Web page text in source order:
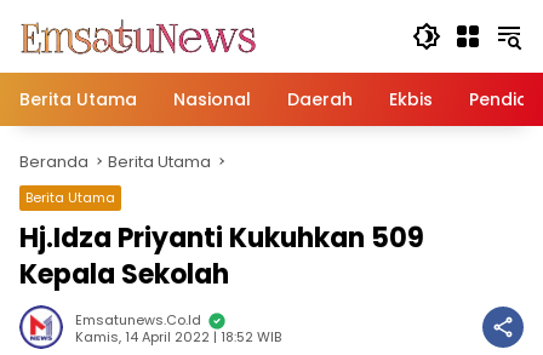
konten
Berita Utama
Nasional Daerah Ekbis
Beranda Berita Utama
Berita Utama
Hj.Idza Priyanti Kukuhkan 509
Kepala Sekolah
Emsatunews.co.id
Kamis, 14 April 2022 | 18:52 WIB